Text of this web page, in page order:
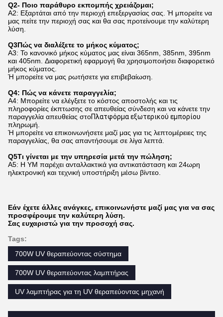
Q2- Ποιο παράθυρο εκπομπής χρειάζομαι;
Α2: Εξαρτάται από την περιοχή επεξεργασίας σας. Ή μπορείτε να
μας πείτε την περιοχή σας και θα σας προτείνουμε την καλύτερη
λύση.
Q3Πώς να διαλέξετε το μήκος κύματος;
Α3: Το κανονικό μήκος κύματος μας είναι 365nm, 385nm, 395nm
και 405nm. Διαφορετική εφαρμογή θα χρησιμοποιήσει διαφορετικό
μήκος κύματος.
Ή μπορείτε να μας ρωτήσετε για επιβεβαίωση.
Q4: Πώς να κάνετε παραγγελία;
Α4: Μπορείτε να ελέγξετε το κόστος αποστολής και τις
πληροφορίες έκπτωσης σε απευθείας σύνδεση και να κάνετε την
παραγγελία απευθείας στοΠλατφόρμα εξωτερικού εμπορίου
πληρωμή
Ή μπορείτε να επικοινωνήσετε μαζί μας για τις λεπτομέρειες της
παραγγελίας, θα σας απαντήσουμε σε λίγα λεπτά.
Q5Τι γίνεται με την υπηρεσία μετά την πώληση;
Α5: Η YM παρέχει ανταλλακτικά για αντικατάσταση και 24ωρη
ηλεκτρονική και τεχνική υποστήριξη μέσω βίντεο.
Εάν έχετε άλλες ανάγκες, επικοινωνήστε μαζί μας για να σας
προσφέρουμε την καλύτερη λύση.
Σας ευχαριστώ για την προσοχή σας.
Tags:
700W UV θεραπεύοντας σύστημα
700W UV θεραπεύοντας λαμπτήρας
UV λαμπτήρας για τη UV θεραπεύοντας μηχανή